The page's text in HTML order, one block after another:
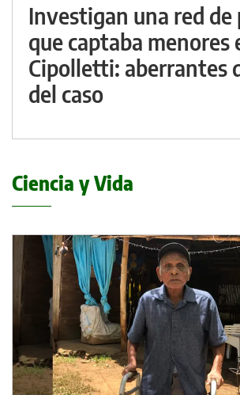
Investigan una red
que captaba menores
Cipolletti: aberrantes
del caso
Ciencia y Vida